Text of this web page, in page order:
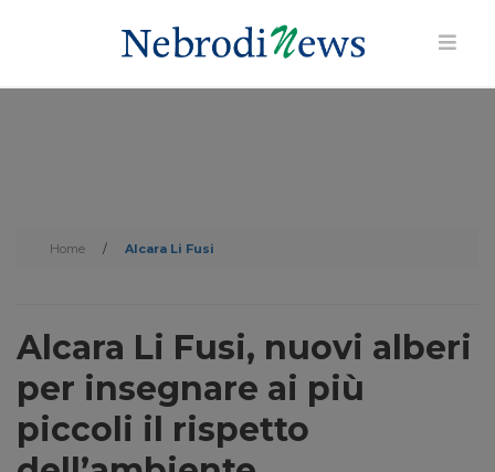
Home / Alcara Li Fusi
Alcara Li Fusi, nuovi alberi
per insegnare ai più
piccoli il rispetto